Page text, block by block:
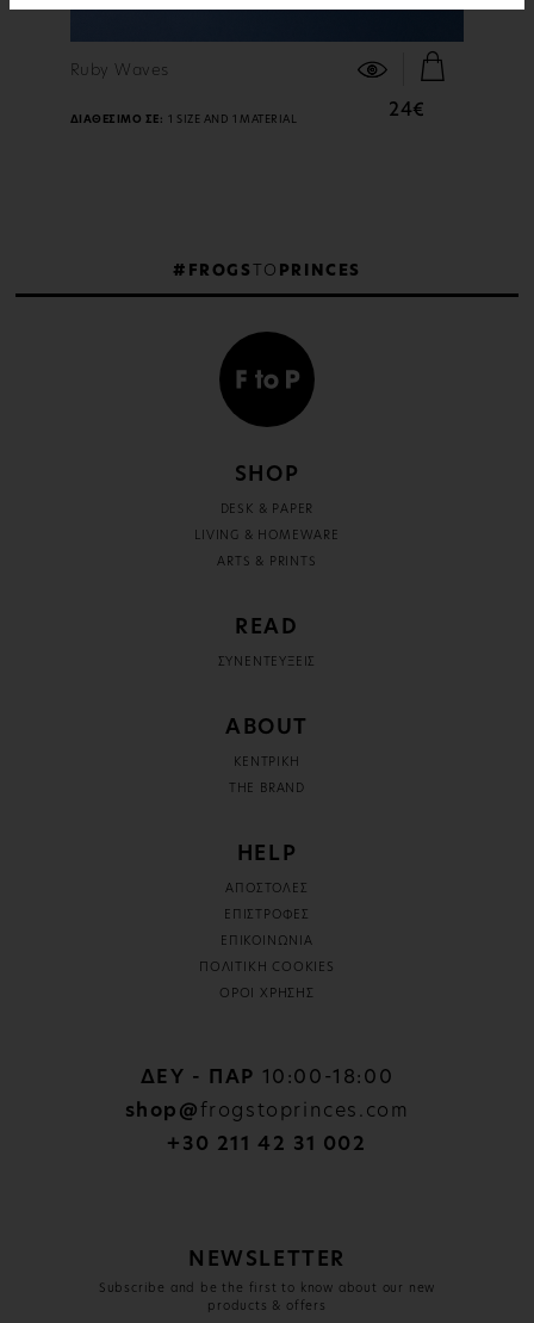
Ruby Waves
24€
ΔΙΑΘΕΣΙΜΟ ΣΕ: 1 SIZE AND 1 MATERIAL
#FROGS TO PRINCES
SHOP
DESK & PAPER
LIVING & HOMEWARE
ARTS & PRINTS
READ
ΣΥΝΕΝΤΕΥΞΕΙΣ
ABOUT
ΚΕΝΤΡΙΚΗ
THE BRAND
HELP
ΑΠΟΣΤΟΛΕΣ
ΕΠΙΣΤΡΟΦΕΣ
ΕΠΙΚΟΙΝΩΝΙΑ
ΠΟΛΙΤΙΚΗ COOKIES
ΟΡΟΙ ΧΡΗΣΗΣ
ΔΕΥ - ΠΑΡ 10:00-18:00
shop@ frogstoprinces.com
+30 211 42 31 002
NEWSLETTER
Subscribe and be the first to know about our new
products & offers